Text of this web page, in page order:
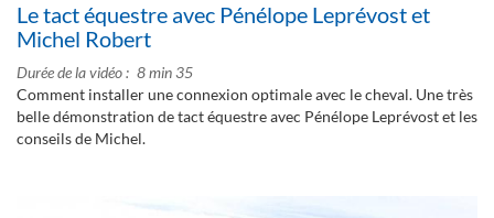
Le tact équestre avec Pénélope Leprévost et
Michel Robert
Durée de la vidéo
8 min 35
Comment installer une connexion optimale avec le cheval. Une très
belle démonstration de tact équestre avec Pénélope Leprévost et les
conseils de Michel.